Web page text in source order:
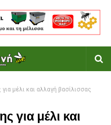
μέλι και αλλαγή βασίλισσας
για μέλι και